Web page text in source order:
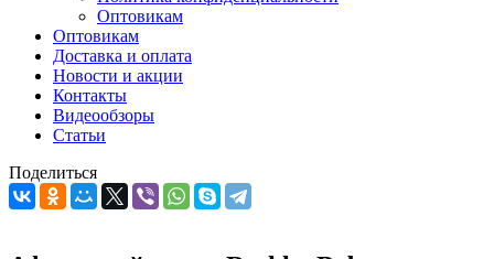
Оптовикам
Оптовикам
Доставка и оплата
Новости и акции
Контакты
Видеообзоры
Статьи
Поделиться